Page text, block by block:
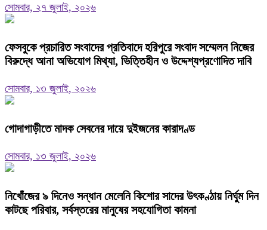
সোমবার, ২৭ জুলাই, ২০২৬
ফেসবুকে প্রচারিত সংবাদের প্রতিবাদে হরিপুরে সংবাদ সম্মেলন নিজের
বিরুদ্ধে আনা অভিযোগ মিথ্যা, ভিত্তিহীন ও উদ্দেশ্যপ্রণোদিত দাবি
সোমবার, ১৩ জুলাই, ২০২৬
গোদাগাড়ীতে মাদক সেবনের দায়ে দুইজনের কারাদণ্ড
সোমবার, ১৩ জুলাই, ২০২৬
নিখোঁজের ৯ দিনেও সন্ধান মেলেনি কিশোর সাদের উৎকণ্ঠায় নির্ঘুম দিন
কাটছে পরিবার, সর্বস্তরের মানুষের সহযোগিতা কামনা